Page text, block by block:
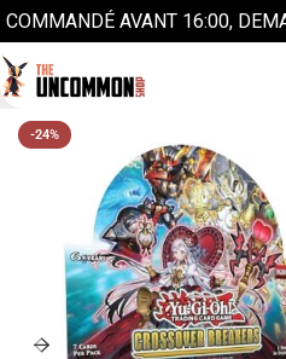
COMMANDÉ AVANT 16:00,
-24%